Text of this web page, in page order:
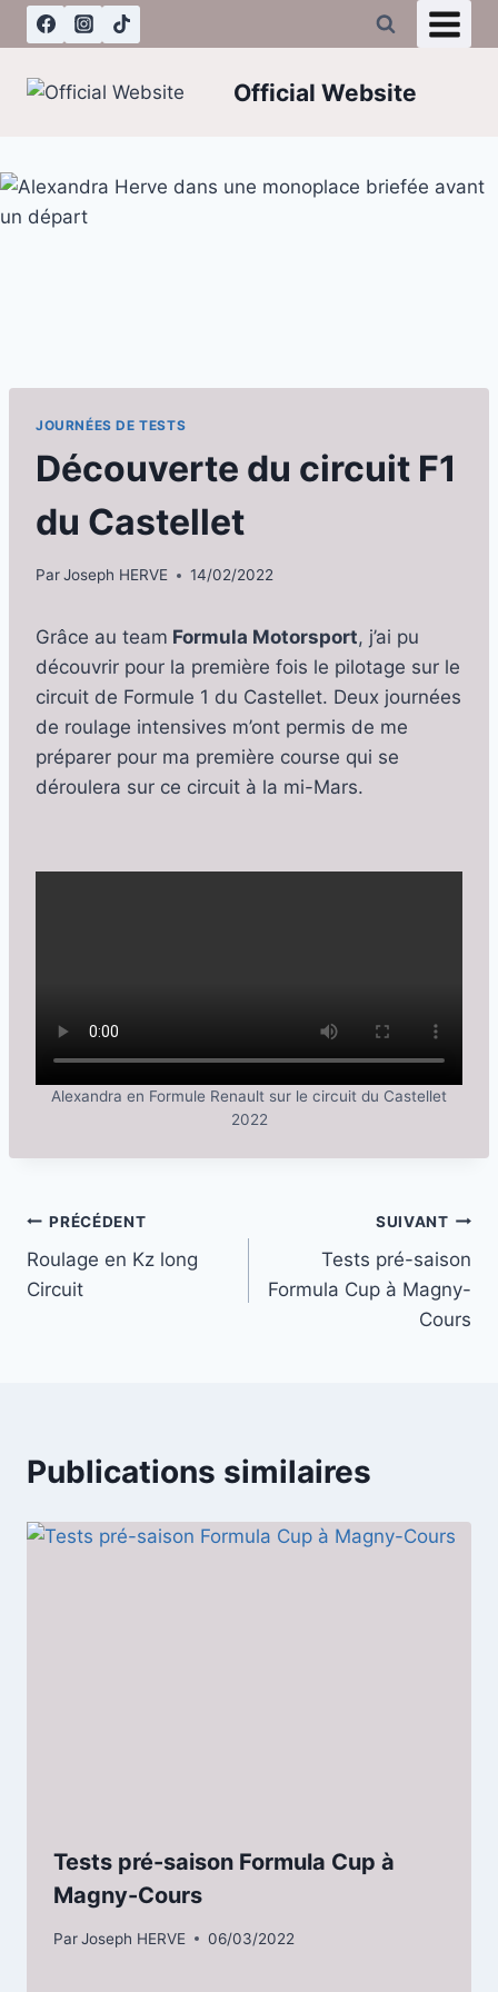
Aller
au
contenu
Official Website
JOURNÉES DE TESTS
Découverte du circuit F1
du Castellet
ParJoseph HERVE 14/02/2022
Grâce au team Formula Motorsport, j’ai pu
découvrir pour la première fois le pilotage sur le
circuit de Formule 1 du Castellet. Deux journées
de roulage intensives m’ont permis de me
préparer pour ma première course qui se
déroulera sur ce circuit à la mi-Mars.
Alexandra en Formule Renault sur le circuit du Castellet
2022
Navigation
de
PRÉCÉDENT
Roulage en Kz long
Circuit
SUIVANT
Tests pré-saison
Formula Cup à Magny-
Cours
Publications similaires
Tests pré-saison Formula Cup à
Magny-Cours
ParJoseph HERVE 06/03/2022